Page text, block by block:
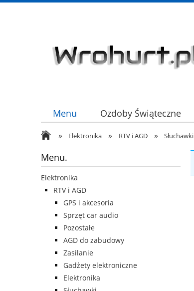
Menu Ozdoby Świąteczne
HURT
» Elektronika » RTV i AGD » Słuchawki
Menu.
Elektronika
RTV i AGD
GPS i akcesoria
Sprzęt car audio
Pozostałe
AGD do zabudowy
Zasilanie
Gadżety elektroniczne
Elektronika